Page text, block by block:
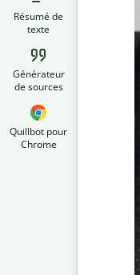
Résumé de
texte
Générateur
de sources
Quillbot pour
Chrome